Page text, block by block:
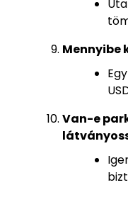
Mennyibe
Van-e